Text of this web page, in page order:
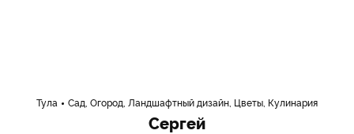
Тула Сад, Огород, Ландшафтный дизайн, Цветы, Кулинария
Сергей